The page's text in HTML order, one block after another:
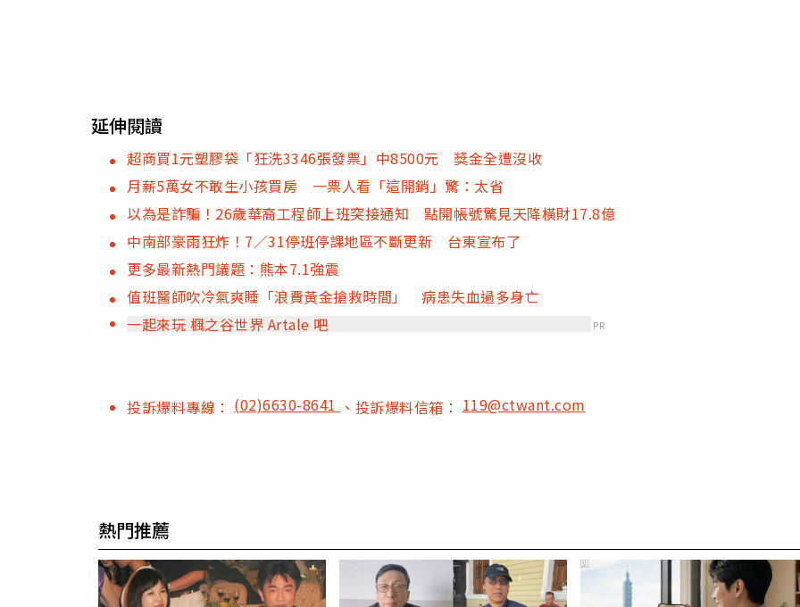
延伸閱讀
超商買1元塑膠袋「狂洗3346張發票」中8500元 獎金全遭沒收
月薪5萬女不敢生小孩買房 一票人看「這開銷」驚：太省
以為是詐騙！26歲華裔工程師上班突接通知 點開帳號驚見天降橫財17.8億
中南部豪雨狂炸！7／31停班停課地區不斷更新 台東宣布了
更多最新熱門議題：熊本7.1強震
值班醫師吹冷氣爽睡「浪費黃金搶救時間」 病患失血過多身亡
一起來玩 楓之谷世界 Artale 吧
PR
投訴爆料專線： (02)6630-8641 、投訴爆料信箱：119@ctwant.com
熱門推薦
PR